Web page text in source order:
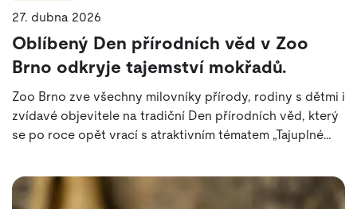
27. dubna 2026
Oblíbený Den přírodních věd v Zoo
Brno odkryje tajemství mokřadů.
Zoo Brno zve všechny milovníky přírody, rodiny s dětmi i
zvídavé objevitele na tradiční Den přírodních věd, který
se po roce opět vrací s atraktivním tématem „Tajuplné